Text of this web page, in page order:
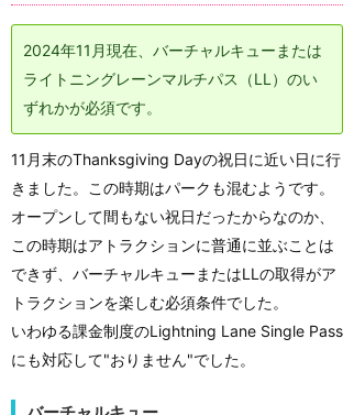
2024年11月現在、バーチャルキューまたは
ライトニングレーンマルチパス（LL）のい
ずれかが必須です。
11月末のThanksgiving Dayの祝日に近い日に行
きました。この時期はパークも混むようです。
オープンして間もない祝日だったからなのか、
この時期はアトラクションに普通に並ぶことは
できず、バーチャルキューまたはLLの取得がア
トラクションを楽しむ必須条件でした。
いわゆる課金制度のLightning Lane Single Pass
にも対応して"おりません"でした。